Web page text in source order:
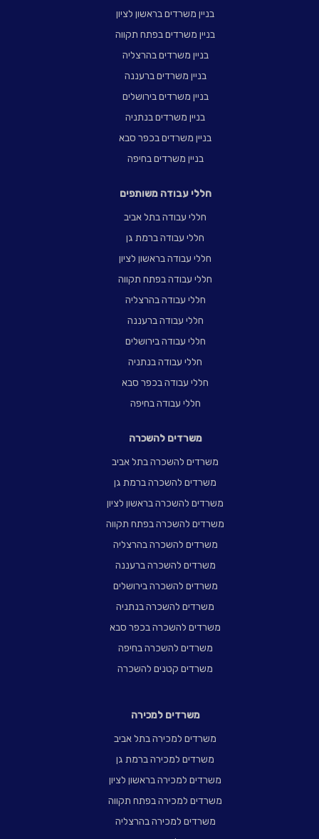
בניין משרדים בראשון לציון
בניין משרדים בפתח תקווה
בניין משרדים בהרצליה
בניין משרדים ברעננה
בניין משרדים בירושלים
בניין משרדים בנתניה
בניין משרדים בכפר סבא
בניין משרדים בחיפה
חללי עבודה משותפים
חללי עבודה בתל אביב
חללי עבודה ברמת גן
חללי עבודה בראשון לציון
חללי עבודה בפתח תקווה
חללי עבודה בהרצליה
חללי עבודה ברעננה
חללי עבודה בירושלים
חללי עבודה בנתניה
חללי עבודה בכפר סבא
חללי עבודה בחיפה
משרדים להשכרה
משרדים להשכרה בתל אביב
משרדים להשכרה ברמת גן
משרדים להשכרה בראשון לציון
משרדים להשכרה בפתח תקווה
משרדים להשכרה בהרצליה
משרדים להשכרה ברעננה
משרדים להשכרה בירושלים
משרדים להשכרה בנתניה
משרדים להשכרה בכפר סבא
משרדים להשכרה בחיפה
משרדים קטנים להשכרה
משרדים למכירה
משרדים למכירה בתל אביב
משרדים למכירה ברמת גן
משרדים למכירה בראשון לציון
משרדים למכירה בפתח תקווה
משרדים למכירה בהרצליה